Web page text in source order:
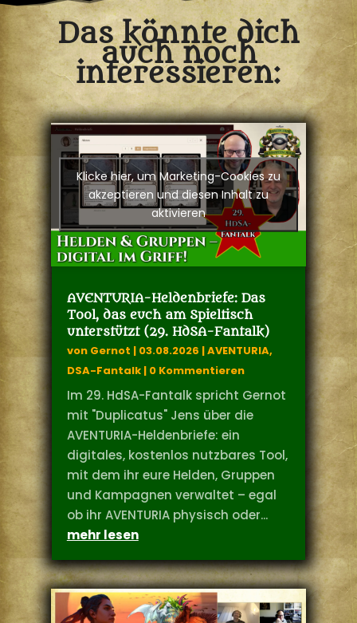
Das könnte dich
auch noch
interessieren:
Klicke hier, um Marketing-Cookies zu
akzeptieren und diesen Inhalt zu
aktivieren
AVENTURIA-Heldenbriefe: Das
Tool, das euch am Spieltisch
unterstützt (29. HdSA-Fantalk)
von Gernot | 03.08.2026 |AVENTURIA,
DSA-Fantalk| 0 Kommentieren
Im 29. HdSA-Fantalk spricht Gernot
mit "Duplicatus" Jens über die
AVENTURIA-Heldenbriefe: ein
digitales, kostenlos nutzbares Tool,
mit dem ihr eure Helden, Gruppen
und Kampagnen verwaltet – egal
ob ihr AVENTURIA physisch oder...
mehr lesen